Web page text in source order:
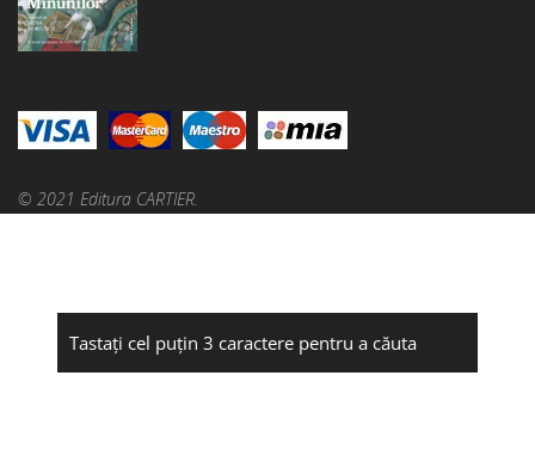
© 2021 Editura CARTIER.